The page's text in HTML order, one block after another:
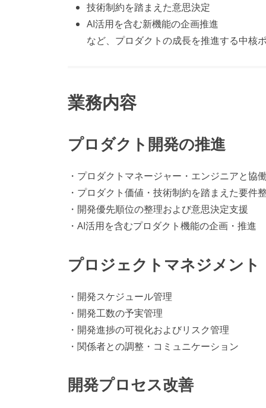
技術制約を踏まえた意思決定
AI活用を含む新機能の企画推進
など、プロダクトの成長を推進する中核
業務内容
プロダクト開発の推進
・プロダクトマネージャー・エンジニアと協
・プロダクト価値・技術制約を踏まえた要件
・開発優先順位の整理および意思決定支援
・AI活用を含むプロダクト機能の企画・推進
プロジェクトマネジメント
・開発スケジュール管理
・開発工数の予実管理
・開発進捗の可視化およびリスク管理
・関係者との調整・コミュニケーション
開発プロセス改善